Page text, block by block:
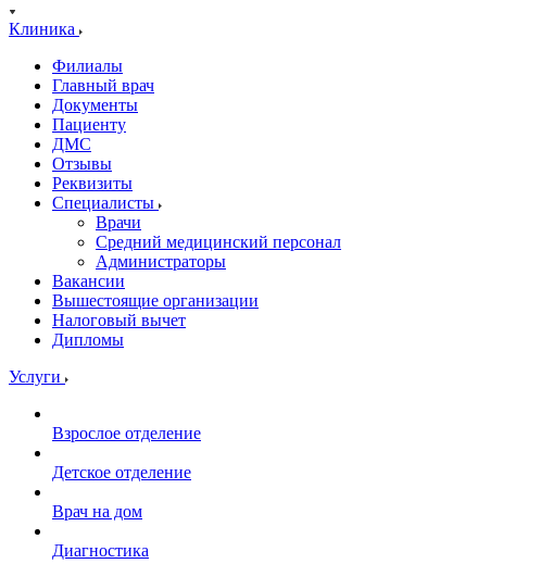
Клиника
Филиалы
Главный врач
Документы
Пациенту
ДМС
Отзывы
Реквизиты
Специалисты
Врачи
Средний медицинский персонал
Администраторы
Вакансии
Вышестоящие организации
Налоговый вычет
Дипломы
Услуги
Взрослое отделение
Детское отделение
Врач на дом
Диагностика